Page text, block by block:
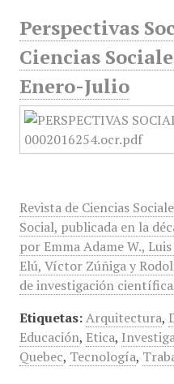
Perspectivas
Ciencias
Enero-Julio
Revista de Ciencias
Social, publicada en la
por Emma Adame W.,
Elú, Víctor Zúñiga y
de investigación
Etiquetas: Arquitectura,
Educación, Etica,
Quebec, Tecnología,